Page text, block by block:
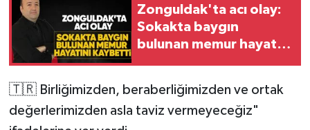
Zonguldak'ta acı olay:
Sokakta baygın
bulunan memur hayatını
🇹🇷 Birliğimizden, beraberliğimizden ve ortak
değerlerimizden asla taviz vermeyeceğiz"